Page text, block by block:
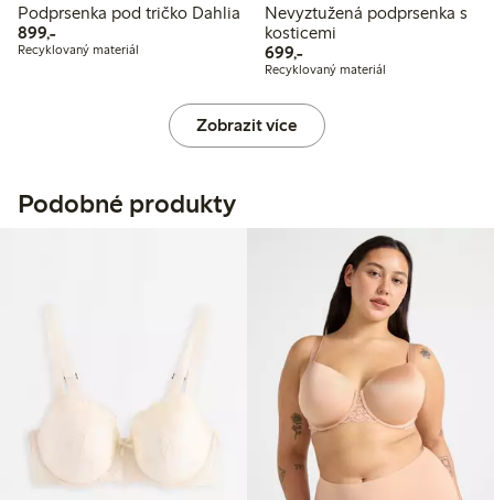
Podprsenka pod tričko Dahlia
899,-899,00 Kč
Recyklovaný materiál
Nevyztužená podprsenka s
kosticemi
699,-699,00 Kč
Recyklovaný materiál
Zobrazit více
Podobné produkty